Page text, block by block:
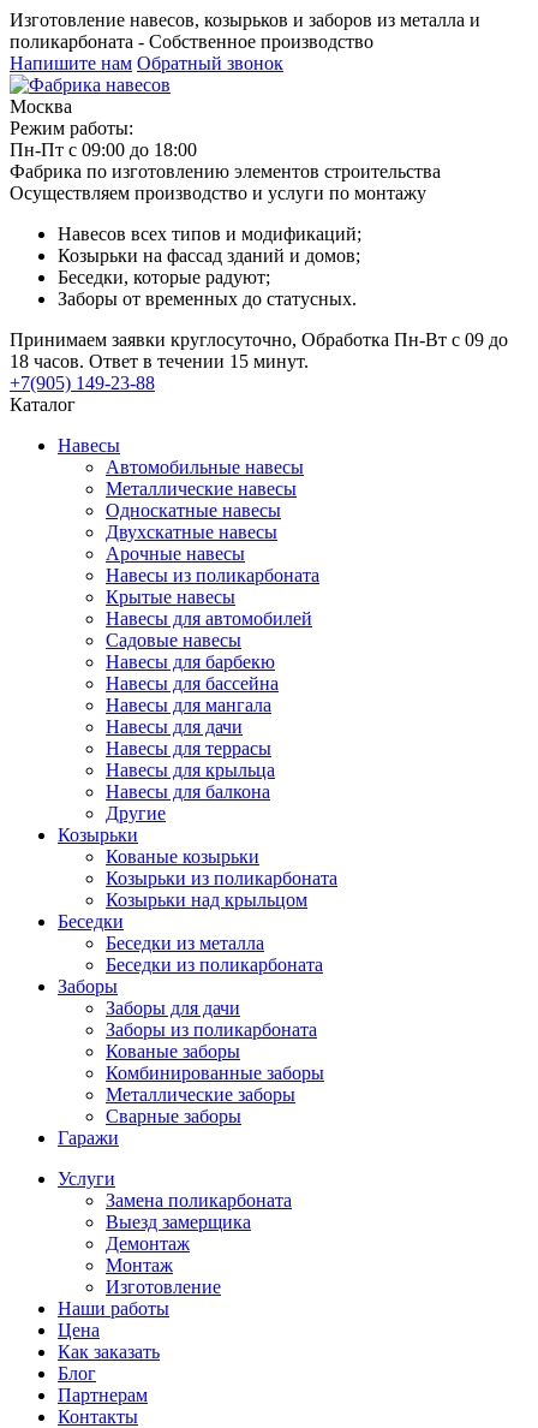
Изготовление навесов, козырьков и заборов из металла и
поликарбоната - Собственное производство
Напишите нам Обратный звонок
Москва
Режим работы:
Пн-Пт с 09:00 до 18:00
Фабрика по изготовлению элементов строительства
Осуществляем производство и услуги по монтажу
Навесов всех типов и модификаций;
Козырьки на фассад зданий и домов;
Беседки, которые радуют;
Заборы от временных до статусных.
Принимаем заявки круглосуточно, Обработка Пн-Вт с 09 до
18 часов. Ответ в течении 15 минут.
+7(905) 149-23-88
Каталог
Навесы
Автомобильные навесы
Металлические навесы
Односкатные навесы
Двухскатные навесы
Арочные навесы
Навесы из поликарбоната
Крытые навесы
Навесы для автомобилей
Садовые навесы
Навесы для барбекю
Навесы для бассейна
Навесы для мангала
Навесы для дачи
Навесы для террасы
Навесы для крыльца
Навесы для балкона
Другие
Козырьки
Кованые козырьки
Козырьки из поликарбоната
Козырьки над крыльцом
Беседки
Беседки из металла
Беседки из поликарбоната
Заборы
Заборы для дачи
Заборы из поликарбоната
Кованые заборы
Комбинированные заборы
Металлические заборы
Сварные заборы
Гаражи
Услуги
Замена поликарбоната
Выезд замерщика
Демонтаж
Монтаж
Изготовление
Наши работы
Цена
Как заказать
Блог
Партнерам
Контакты